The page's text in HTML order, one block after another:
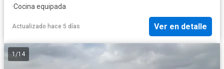
·Cocina equipada
Actualizado hace 5 días Ver en detalle
1 /14